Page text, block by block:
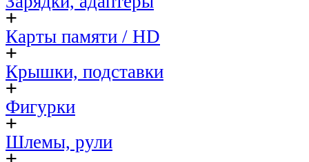
Карты памяти / HD
Крышки, подставки
Фигурки
Шлемы, рули